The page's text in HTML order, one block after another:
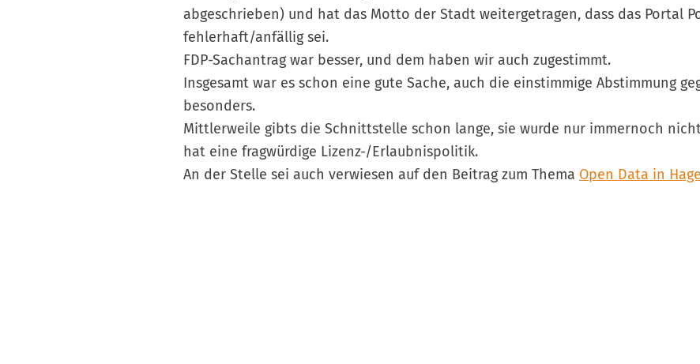
abgeschrieben) und hat das Motto der Stadt weitergetragen, dass das Portal
fehlerhaft/anfällig sei.
FDP-Sachantrag war besser, und dem haben wir auch zugestimmt.
Insgesamt war es schon eine gute Sache, auch die einstimmige Abstimmung
besonders.
Mittlerweile gibts die Schnittstelle schon lange, sie wurde nur immernoch
hat eine fragwürdige Lizenz-/Erlaubnispolitik.
An der Stelle sei auch verwiesen auf den Beitrag zum Thema Open Data in